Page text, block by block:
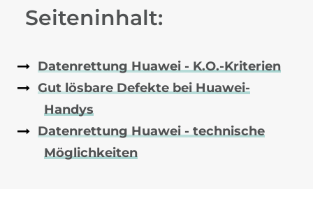
Seiteninhalt:
Datenrettung Huawei - K.O.-Kriterien
Gut lösbare Defekte bei Huawei-
Handys
Datenrettung Huawei - technische
Möglichkeiten